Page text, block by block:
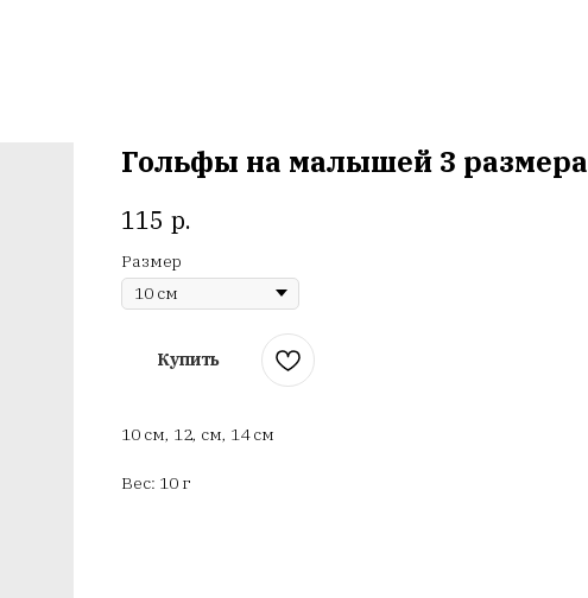
Гольфы на малышей 3 размера
115 р.
Размер
Купить
10 см, 12, см, 14 см
Вес: 10 г